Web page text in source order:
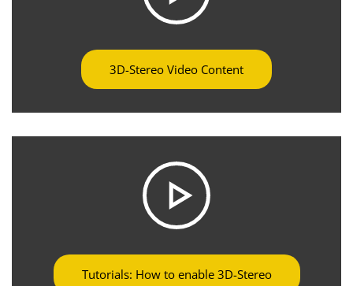
3D-Stereo Video Content
Tutorials: How to enable 3D-Stereo